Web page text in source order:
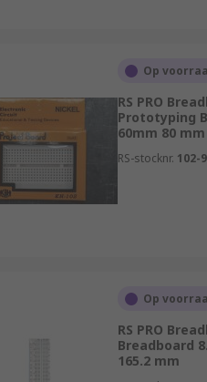
Op
RS PRO
Prototyping
60mm 80 mm
RS-stocknr. 102-
Op
RS PRO
Breadboard
165.2 mm